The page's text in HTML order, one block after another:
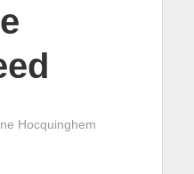
Hocquinghem